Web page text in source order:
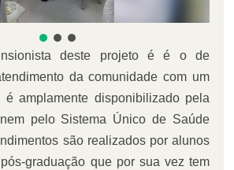
deste projeto é é o de
da comunidade com um
amplamente disponibilizado pela
pelo Sistema Único de Saúde
são realizados por alunos
graduação que por sua vez tem